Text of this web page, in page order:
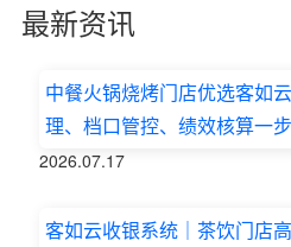
最新资讯
中餐火锅烧烤门店优选客如
理、档口管控、绩效核算一
2026.07.17
客如云收银系统｜茶饮门店